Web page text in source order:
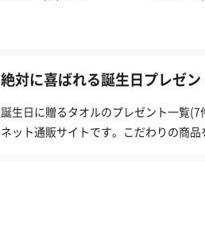
絶対に喜ばれる誕生日プレゼ
誕生日に贈るタオルのプレゼント一覧
ネット通販サイトです。こだわりの商